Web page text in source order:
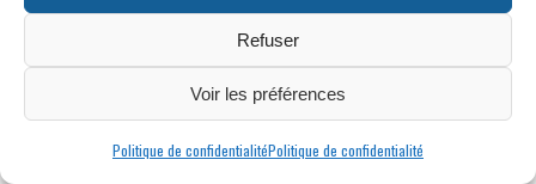
Refuser
Voir les préférences
Politique de confidentialitéPolitique de confidentialité
L’orgue de Condrieu,
un Lyonnais
transplanté…